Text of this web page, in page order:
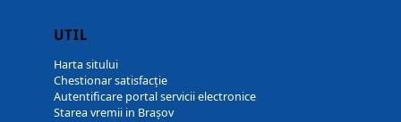
UTIL
Harta sitului
Chestionar satisfacție
Autentificare portal servicii electronice
Starea vremii in Brașov